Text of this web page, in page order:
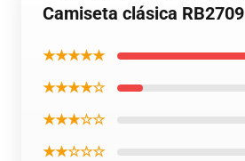
Camiseta clásica RB2709
★★★★★
★★★★☆
★★★☆☆
★★☆☆☆